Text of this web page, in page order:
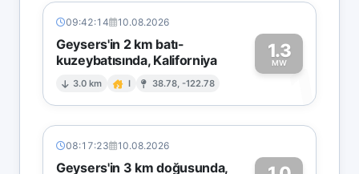
09:42:14 10.08.2026
Geysers'in 2 km batı-
kuzeybatısında, Kaliforniya
3.0 km I 38.78, -122.78
1.3
MW1
08:17:23 10.08.2026
Geysers'in 3 km doğusunda,